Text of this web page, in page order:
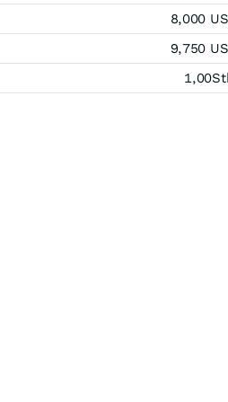
8,000
9,750
1,00